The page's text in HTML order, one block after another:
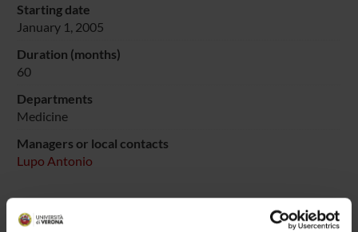
Starting date
January 1, 2005
Duration (months)
60
Departments
Medicine
Managers or local contacts
Lupo Antonio